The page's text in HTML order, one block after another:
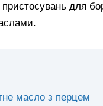
і пристосувань для
масло з перцем